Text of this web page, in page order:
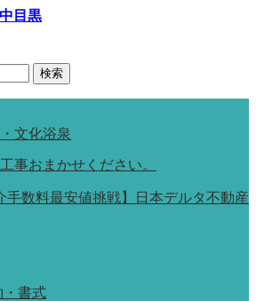
目黒
文化浴泉
事おまかせください。
・書式